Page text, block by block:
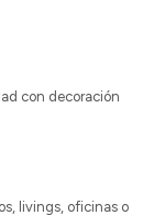
con decoración
livings, oficinas o